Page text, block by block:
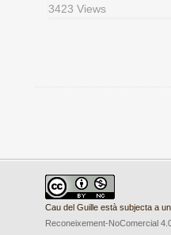
3423 Views
Cau del Guille està subjecta a
Reconeixement-NoComercial